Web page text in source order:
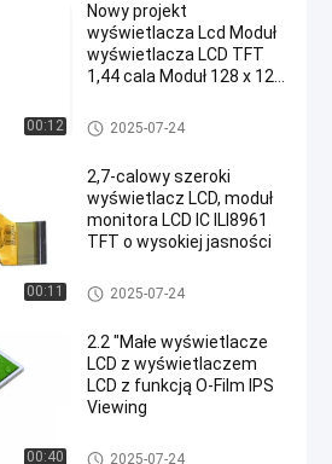
00:12
Nowy projekt
wyświetlacza Lcd Moduł
wyświetlacza LCD TFT
1,44 cala Moduł 128 x 128
Moduł TFT LCD
2025-07-24
00:11
2,7-calowy szeroki
wyświetlacz LCD, moduł
monitora LCD IC ILI8961
TFT o wysokiej jasności
Moduł TFT LCD
2025-07-24
00:40
2.2 "Małe wyświetlacze
LCD z wyświetlaczem
LCD z funkcją O-Film IPS
Viewing
Moduł TFT LCD
2025-07-24